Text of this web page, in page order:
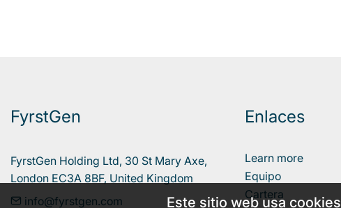
FyrstGen
FyrstGen Holding Ltd, 30 St Mary Axe,
London EC3A 8BF, United Kingdom
info@fyrstgen.com
Enlaces
Learn more
Equipo
Cartera
Este sitio web usa cookies